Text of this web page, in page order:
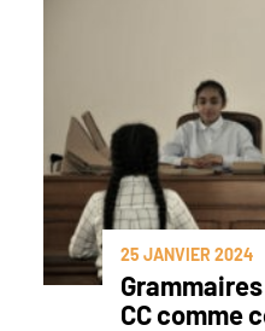
25 JANVIER 2024
CC comme